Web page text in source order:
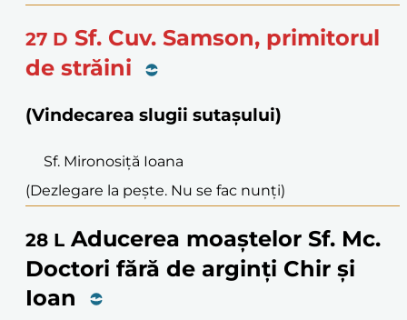
27 D Sf. Cuv. Samson, primitorul
de străini
(Vindecarea slugii sutașului)
Sf. Mironosiță Ioana
(Dezlegare la pește. Nu se fac nunți)
28 L Aducerea moaștelor Sf. Mc.
Doctori fără de arginți Chir și
Ioan